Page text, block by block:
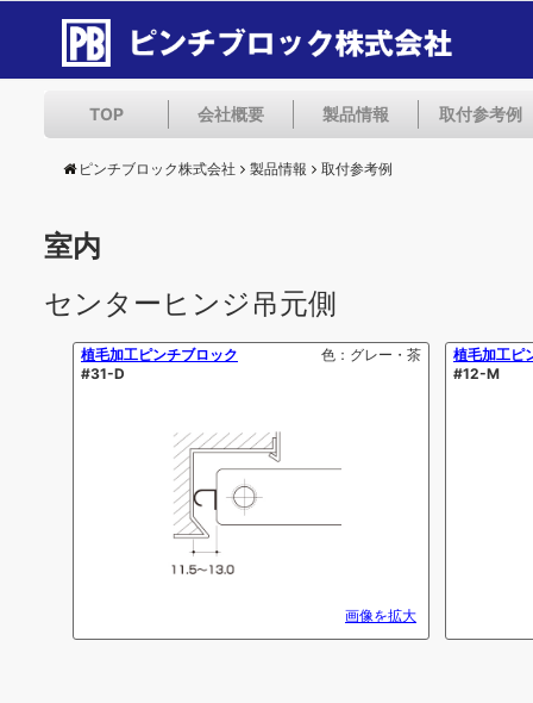
TOP 会社概要 製品情報 取付参考例
ピンチブロック株式会社 製品情報 取付参考例
室内
センターヒンジ吊元側
植毛加工ピンチブロック
#31-D
色：グレー・茶
画像を拡大
植毛加工ピ
#12-M